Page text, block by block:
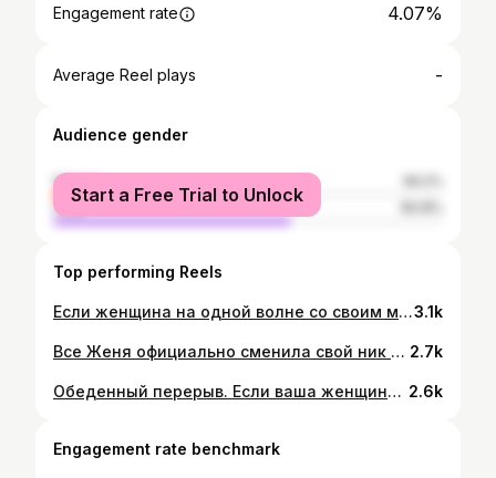
Engagement rate 4.07%
Average Reel plays -
Audience gender
female
male
Start a Free Trial to Unlock
Top performing Reels
Если женщина на одной волне со своим мужчиной, то это гармония обреченная на многолетнее творчество 💪😎. @_evgeniya_rudkovskaya #papasmith#papasmithfitness#bodybuilding#bestbody#mixpair#папасмит#рапасмитфитнес#бодибилдинг#качок#многоповторка#фитнес#3.1k
Все Женя официально сменила свой ник в Инсте на @mamasita1__ ✊😎🔥. Постараюсь выделять больше времени на съёмки в новом проекте «Фитнес пара» , есть много идей с совместным участием, Господь даст осуществим✌️. Кстати сегодня посмотрел долгожданный мною Bad Boys 3 и парни оправдали мои ожидания. Нам понравилось и поржали, потому как Мартина Лоренса я люблю с молодости еще с начала 90х , когда проживал в США. #папасмит#папасмитфитнес#бодибилдинг#фитнес#фитнесбикини#многоповторка#мотиватор#персональныйтренер#фитнеспара#papasmith#papasmithfitnesd#bodybuilding#bestbody#fitnessbikini# 2.7k
Обеденный перерыв. Если ваша женщина умеет готовить, то это не значит, что она не хочет кушать 🤪🤪🤪, в ресторане. Не забывайте баловать себя..., а ну и конечно свою женщину 🧐👌. #папасмит#парасмитфитнес#бодибилдинг#фитнес#многоповторка#зож#papasmith#papasmithfitness#bodybuilding#bestbody# 2.6k
Engagement rate benchmark